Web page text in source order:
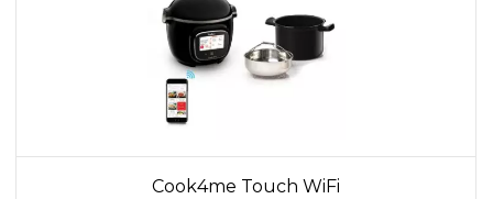
Cook4me Touch WiFi